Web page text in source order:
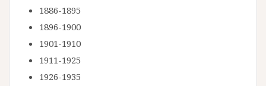
1886-1895
1896-1900
1901-1910
1911-1925
1926-1935